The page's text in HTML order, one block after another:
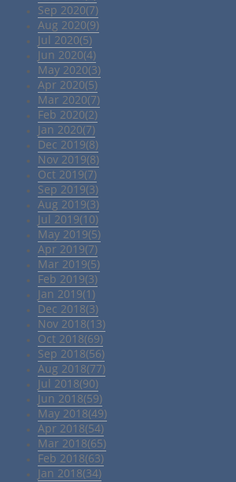
Sep 2020(7)
Aug 2020(9)
Jul 2020(5)
Jun 2020(4)
May 2020(3)
Apr 2020(5)
Mar 2020(7)
Feb 2020(2)
Jan 2020(7)
Dec 2019(8)
Nov 2019(8)
Oct 2019(7)
Sep 2019(3)
Aug 2019(3)
Jul 2019(10)
May 2019(5)
Apr 2019(7)
Mar 2019(5)
Feb 2019(3)
Jan 2019(1)
Dec 2018(3)
Nov 2018(13)
Oct 2018(69)
Sep 2018(56)
Aug 2018(77)
Jul 2018(90)
Jun 2018(59)
May 2018(49)
Apr 2018(54)
Mar 2018(65)
Feb 2018(63)
Jan 2018(34)